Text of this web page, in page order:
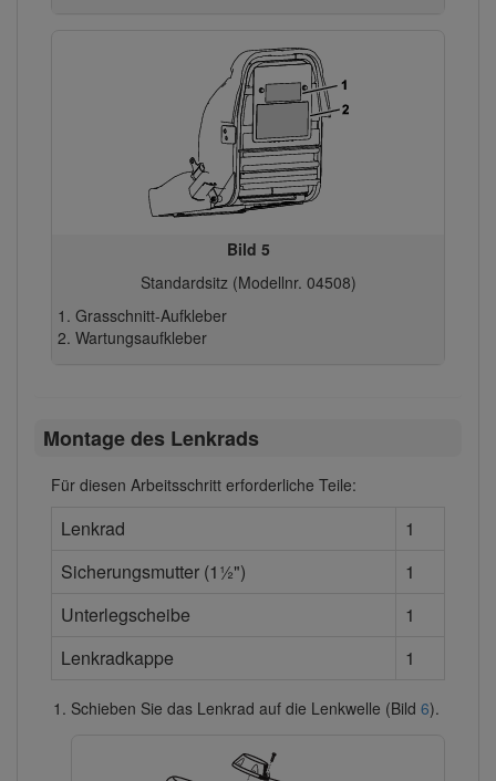
Bild 5
Standardsitz (Modellnr. 04508)
Grasschnitt-Aufkleber
Wartungsaufkleber
Montage des Lenkrads
Für diesen Arbeitsschritt erforderliche Teile:
Lenkrad
1
Sicherungsmutter (1½")
1
Unterlegscheibe
1
Lenkradkappe
1
Schieben Sie das Lenkrad auf die Lenkwelle (Bild 6).